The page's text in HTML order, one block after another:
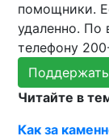
помощники.
удаленно. По
телефону
Читайте в
Как за